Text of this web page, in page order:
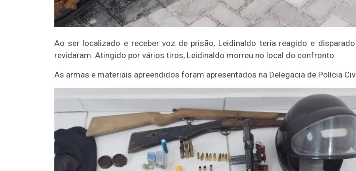
Ao ser localizado e receber voz de prisão, Leidinaldo teria reagido e
revidaram. Atingido por vários tiros, Leidinaldo morreu no local do confronto.
As armas e materiais apreendidos foram apresentados na Delegacia de Polícia